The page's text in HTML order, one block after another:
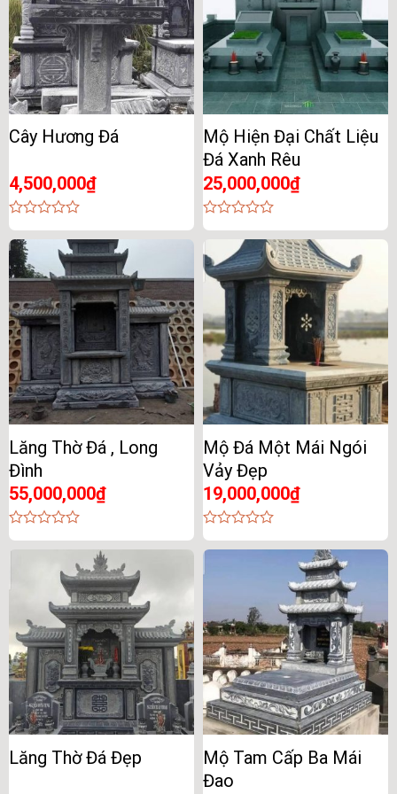
Cây Hương Đá
4,500,000₫
0
out
5
Mộ Hiện Đại Chất Liệu
Đá Xanh Rêu
25,000,000₫
0
of
5
Lăng Thờ Đá , Long
Đình
55,000,000₫
0
out
Mộ Đá Một Mái Ngói
Vảy Đẹp
19,000,000₫
0
out
Lăng Thờ Đá Đẹp
Mộ Tam Cấp Ba Mái
Đao